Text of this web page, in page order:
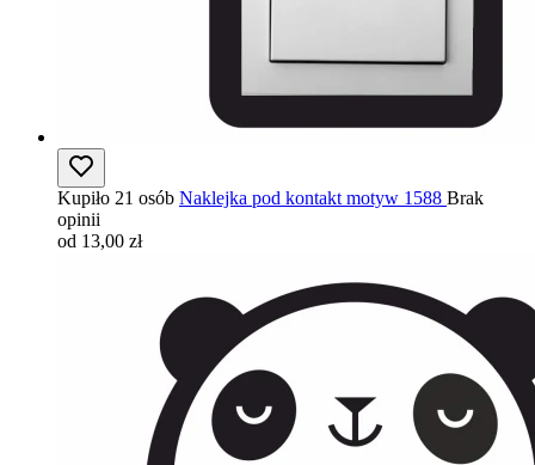
Kupiło 21 osób Naklejka pod kontakt motyw 1588 Brak
opinii
od 13,00 zł